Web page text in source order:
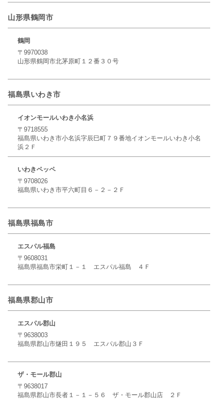
山形県鶴岡市
鶴岡
〒9970038
山形県鶴岡市北茅原町１２番３０号
福島県いわき市
イオンモールいわき小名浜
〒9718555
福島県いわき市小名浜字辰巳町７９番地イオンモールいわき小名
浜２Ｆ
いわきペッペ
〒9708026
福島県いわき市平六町目６－２－２Ｆ
福島県福島市
エスパル福島
〒9608031
福島県福島市栄町１－１ エスパル福島 ４Ｆ
福島県郡山市
エスパル郡山
〒9638003
福島県郡山市燧田１９５ エスパル郡山３Ｆ
ザ・モール郡山
〒9638017
福島県郡山市長者１－１－５６ ザ・モール郡山店 ２Ｆ